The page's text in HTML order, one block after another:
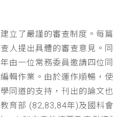
立了嚴謹的審查制度。每
人提出具體的審查意見。
由一位常務委員邀請四位
輯作業。由於運作順暢，
同道的支持，刊出的論文
育部 (82,83,84年)及國科